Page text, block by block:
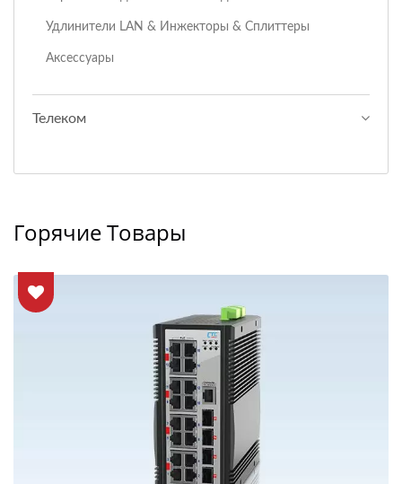
Удлинители LAN & Инжекторы & Сплиттеры
Аксессуары
Телеком
Горячие Товары